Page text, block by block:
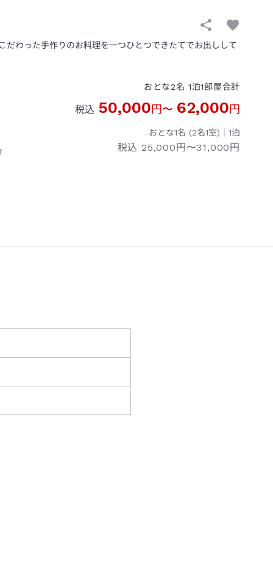
わった手作りのお料理を一つひとつできたてでお出しして
おとな2名 1泊1部屋合計
税込 50,000円〜 62,000円
おとな1名 (2名1室)｜ 1泊
税込 25,000円〜31,000円